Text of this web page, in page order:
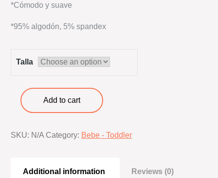
*Cómodo y suave
*95% algodón, 5% spandex
Talla
Conjunto
baby
2
Add to cart
SKU: N/A Category: Bebe - Toddler
Additional information Reviews (0)